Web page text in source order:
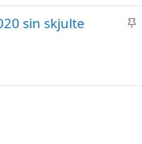
s
tK
t
sin skjulte